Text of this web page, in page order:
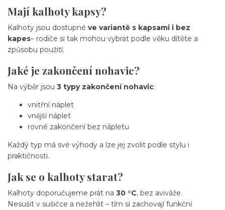
Mají kalhoty kapsy?
Kalhoty jsou dostupné ve variantě s kapsami i bez
kapes– rodiče si tak mohou vybrat podle věku dítěte a
způsobu použití.
Jaké je zakončení nohavic?
Na výběr jsou 3 typy zakončení nohavic:
vnitřní náplet
vnější náplet
rovné zakončení bez nápletu
Každý typ má své výhody a lze jej zvolit podle stylu i
praktičnosti.
Jak se o kalhoty starat?
Kalhoty doporučujeme prát na 30 °C, bez aviváže.
Nesušit v sušičce a nežehlit – tím si zachovají funkční